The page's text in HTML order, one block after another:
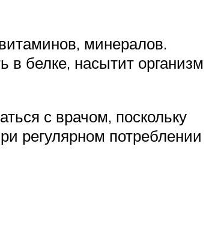
минералов.
в белке, насытит организм
с врачом, поскольку
регулярном потреблении